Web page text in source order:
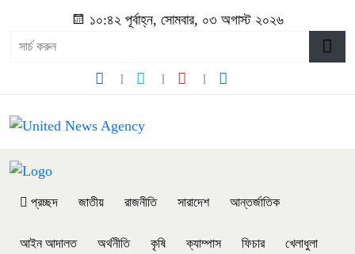
১০:৪২ পূর্বাহ্ন, সোমবার, ০৩ অগাস্ট ২০২৬
প্রচ্ছদ জাতীয় রাজনীতি সারাদেশ আন্তর্জাতিক
আইন আদালত অর্থনীতি কৃষি ক্যাম্পাস ফিচার খেলাধুলা